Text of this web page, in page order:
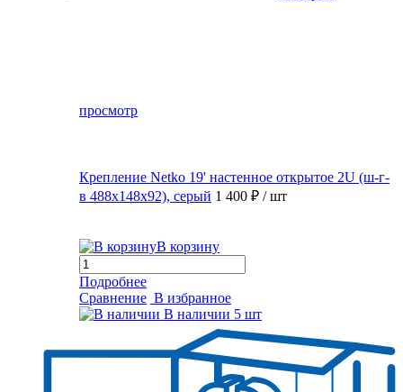
просмотр
Крепление Netko 19' настенное открытое 2U (ш-г-
в 488х148х92), серый 1 400 ₽ / шт
В корзину
Подробнее
Сравнение В избранное
В наличии 5 шт